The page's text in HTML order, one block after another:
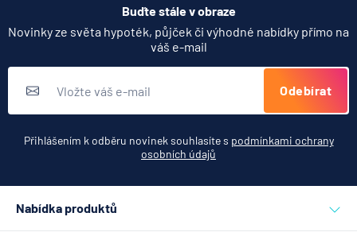
Jak dnes vykládat výsledky
zátěžových testů ČNB
Zobrazit všechny články
Buďte stále v obraze
Novinky ze světa hypoték, půjček či výhodné nabídky přímo na
váš e-mail
Odebírat
Přihlášením k odběru novinek souhlasíte s podmínkami ochrany
osobních údajů
Nabídka produktů